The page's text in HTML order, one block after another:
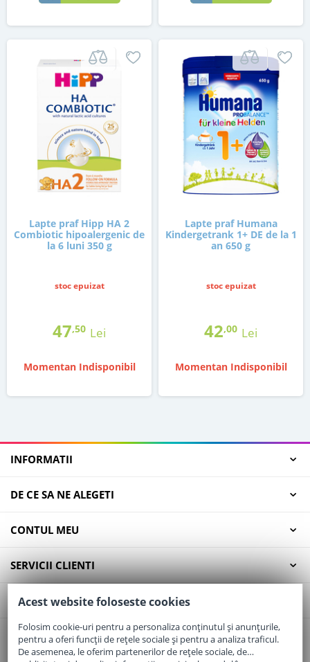
Lapte praf Hipp HA 2
Combiotic hipoalergenic de
la 6 luni 350 g
stoc epuizat
47,50 Lei
Momentan Indisponibil
Lapte praf Humana
Kindergetrank 1+ DE de la 1
an 650 g
stoc epuizat
42,00 Lei
Momentan Indisponibil
INFORMATII
DE CE SA NE ALEGETI
CONTUL MEU
SERVICII CLIENTI
CONTACT
Email:office@elaptepraf.ro
Telefon:0745-964-449
Acest website foloseste cookies
Folosim cookie-uri pentru a personaliza conținutul și anunțurile,
pentru a oferi funcții de rețele sociale și pentru a analiza traficul.
De asemenea, le oferim partenerilor de rețele sociale, de